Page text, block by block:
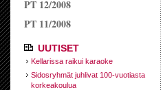
PT 12/2008
PT 11/2008
UUTISET
Kellarissa raikui karaoke
Sidosryhmät juhlivat 100-vuotiasta
korkeakoulua